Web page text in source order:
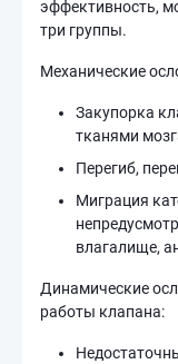
эффективность,
три группы.
Механические
Закупорка
тканями
Перегиб,
Миграция
влагалище,
Динамические
работы клапана: